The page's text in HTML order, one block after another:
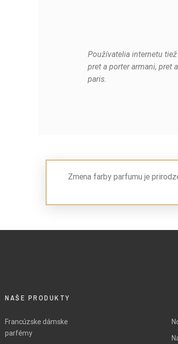
Používatelia internetu
pret a porter armani, pret
paris.
Zmena farby parfumu je
NAŠE PRODUKTY
Francúzske dámske
parfémy